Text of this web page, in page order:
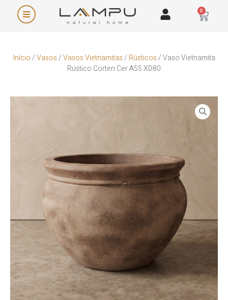
0
Início/Vasos/Vasos Vietnamitas/ Rústicos/ Vaso Vietnamita
Rústico Corten Cer A55 XD80